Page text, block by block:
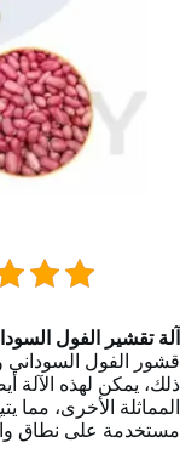
آلة تقشير الفول
قشور الفول السوداني
ذلك، يمكن لهذه الآلة
المماثلة الأخرى،
مستخدمة على نطاق